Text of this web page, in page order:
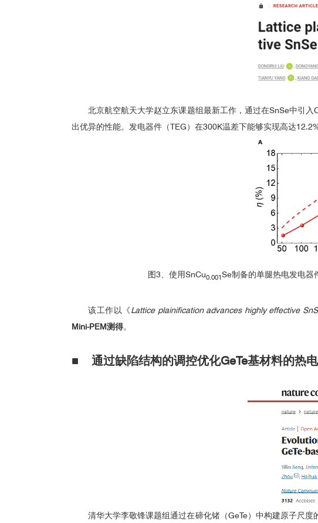
北京航空航天大学赵立东课题组最新工作， 通过在SnSe中引入
出优异的性能。发电器件（TEG）在300K温差下能够实现高达
图3、使用SnCu0.001Se制备的单腿热电发电器
该工作以《Lattice plainification advances highly effective
Mini-PEM测得。
■ 通过缺陷结构的调控优化GeTe基材料的热
清华大学李敬锋课题组通过在碲化锗（GeTe）中构建原子尺
☑ 样品准备与测试数据